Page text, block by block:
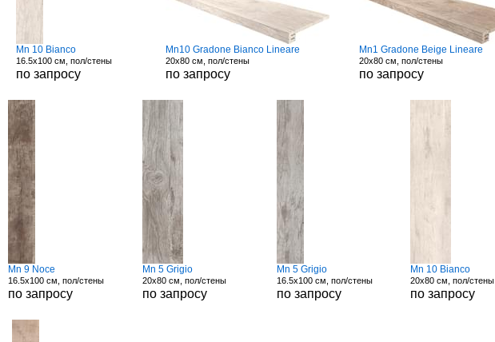
Mn 10 Bianco
16.5x100 см, пол/стены
по запросу
Mn10 Gradone Bianco Lineare
20x80 см, пол/стены
по запросу
Mn1 Gradone Beige Lineare
20x80 см, пол/стены
по запросу
Mn 9 Noce
16.5x100 см, пол/стены
по запросу
Mn 5 Grigio
20x80 см, пол/стены
по запросу
Mn 5 Grigio
16.5x100 см, пол/стены
по запросу
Mn 10 Bianco
20x80 см, пол/стены
по запросу